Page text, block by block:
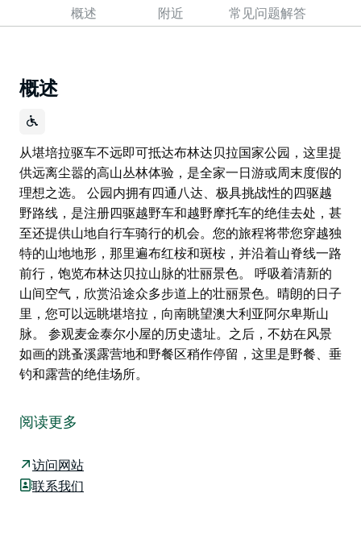
概述 附近 常见问题解答
概述
从堪培拉驱车不远即可抵达布林达贝拉国家公园，这里提
供远离尘嚣的高山丛林体验，是全家一日游或周末度假的
理想之选。 公园内拥有四通八达、极具挑战性的四驱越
野路线，是注册四驱越野车和越野摩托车的绝佳去处，甚
至还提供山地自行车骑行的机会。您的旅程将带您穿越独
特的山地地形，那里遍布红桉和斑桉，并沿着山脊线一路
前行，饱览布林达贝拉山脉的壮丽景色。 呼吸着清新的
山间空气，欣赏沿途众多步道上的壮丽景色。晴朗的日子
里，您可以远眺堪培拉，向南眺望澳大利亚阿尔卑斯山
脉。 参观麦金泰尔小屋的历史遗址。之后，不妨在风景
如画的跳蚤溪露营地和野餐区稍作停留，这里是野餐、垂
钓和露营的绝佳场所。
供远离尘嚣的高山丛林体验，是全家一日游或周末度假的
理想之选。
公园内拥有四通八达、极具挑战性的四驱越野路线，是注
册四驱越野车和越野摩托车的绝佳去处，甚至还提供山地
阅读更多
访问网站
联系我们